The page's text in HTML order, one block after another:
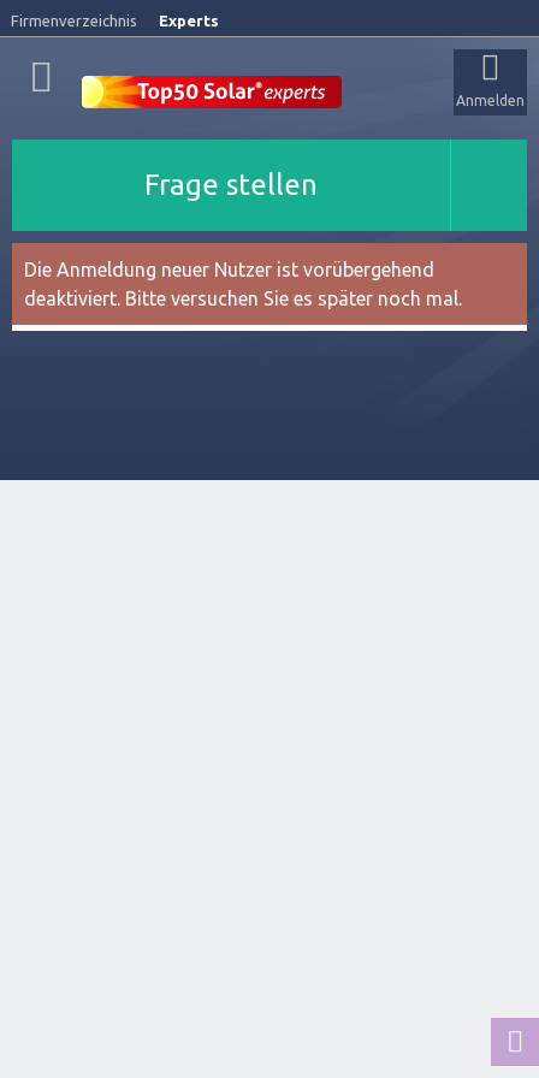
Firmenverzeichnis Experts
Anmelden
Frage stellen
Die Anmeldung neuer Nutzer ist vorübergehend
deaktiviert. Bitte versuchen Sie es später noch mal.